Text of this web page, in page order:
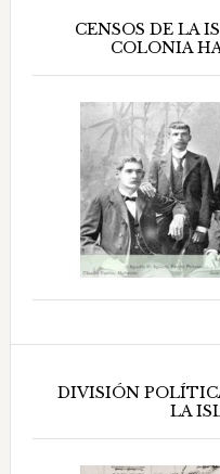
CENSOS DE LA
COLONIA
DIVISIÓN
LA